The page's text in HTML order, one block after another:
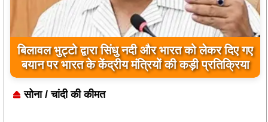
बिलावल भुट्टो द्वारा सिंधु नदी और भारत को लेकर दिए गए
बयान पर भारत के केंद्रीय मंत्रियों की कड़ी प्रतिक्रिया
सोना / चांदी की कीमत